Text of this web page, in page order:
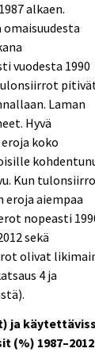
alkaen.
vuodesta 1990
Laman
Hyvä
koko
Kun
aiempaa
nopeasti
sekä
olivat
4 ja
ja
(%) 1987–2012